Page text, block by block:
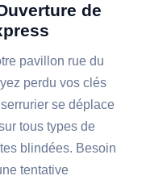
de
pavillon rue du
perdu vos clés
se déplace
tous types de
blindées. Besoin
tentative